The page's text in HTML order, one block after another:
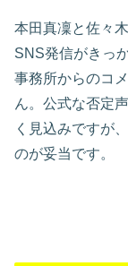
本田真凜と佐々
SNS発信がきっ
事務所からのコ
ん。公式な否定
く見込みですが
のが妥当です。